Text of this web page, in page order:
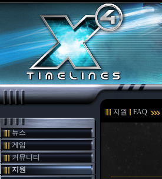
지원 FAQ
뉴스
게임
커뮤니티
지원